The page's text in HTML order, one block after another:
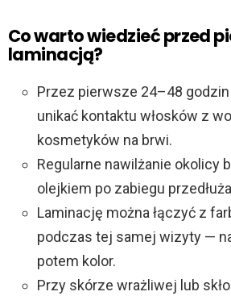
Co warto wiedzieć przed
laminacją?
Przez pierwsze 24–48
unikać kontaktu włosków z
kosmetyków na brwi.
Regularne nawilżanie okolicy
olejkiem po zabiegu
Laminację można łączyć z
podczas tej samej wizyty —
potem kolor.
Przy skórze wrażliwej lub